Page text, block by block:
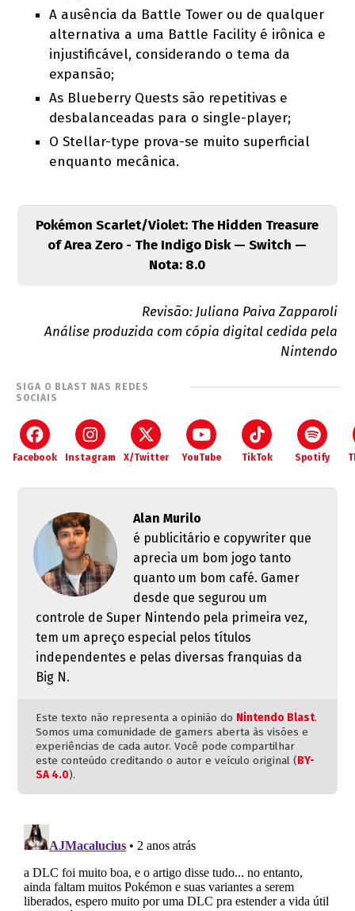
A ausência da Battle Tower ou de qualquer
alternativa a uma Battle Facility é irônica e
injustificável, considerando o tema da
expansão;
As Blueberry Quests são repetitivas e
desbalanceadas para o single-player;
O Stellar-type prova-se muito superficial
enquanto mecânica.
Pokémon Scarlet/Violet: The Hidden Treasure
of Area Zero - The Indigo Disk — Switch —
Nota: 8.0
Revisão: Juliana Paiva Zapparoli
Análise produzida com cópia digital cedida pela
Nintendo
SIGA O BLAST NAS REDES
SOCIAIS
Facebook Instagram X/Twitter YouTube TikTok Spotify
Alan Murilo
é publicitário e copywriter que
aprecia um bom jogo tanto
quanto um bom café. Gamer
desde que segurou um
controle de Super Nintendo pela primeira vez,
tem um apreço especial pelos títulos
independentes e pelas diversas franquias da
Big N.
Este texto não representa a opinião do Nintendo Blast.
Somos uma comunidade de gamers aberta às visões e
experiências de cada autor. Você pode compartilhar
este conteúdo creditando o autor e veículo original (BY-
SA 4.0).